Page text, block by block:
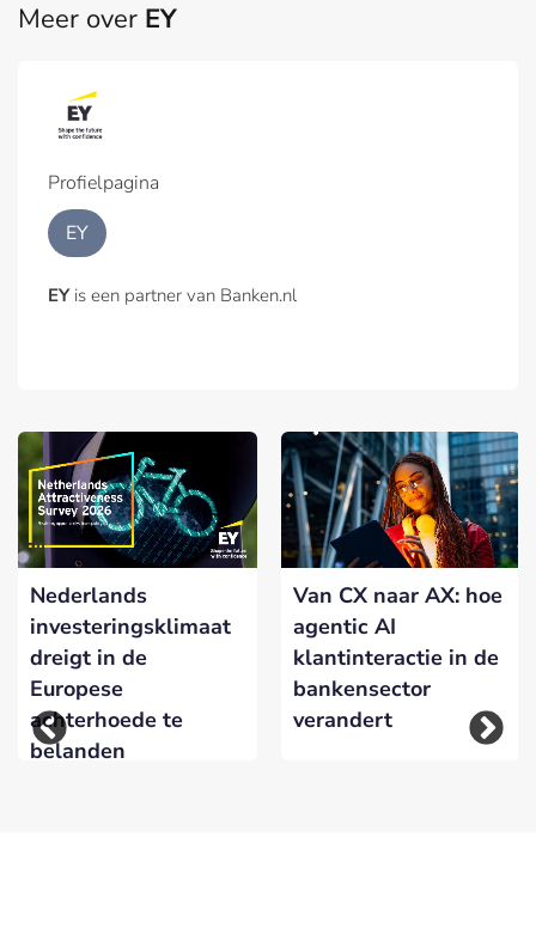
Meer over EY
Profielpagina
EY
EYis een partner van Banken.nl
Nederlands
investeringsklimaat
dreigt in de
Europese
achterhoede te
belanden
Van CX naar AX: hoe
agentic AI
klantinteractie in de
bankensector
verandert